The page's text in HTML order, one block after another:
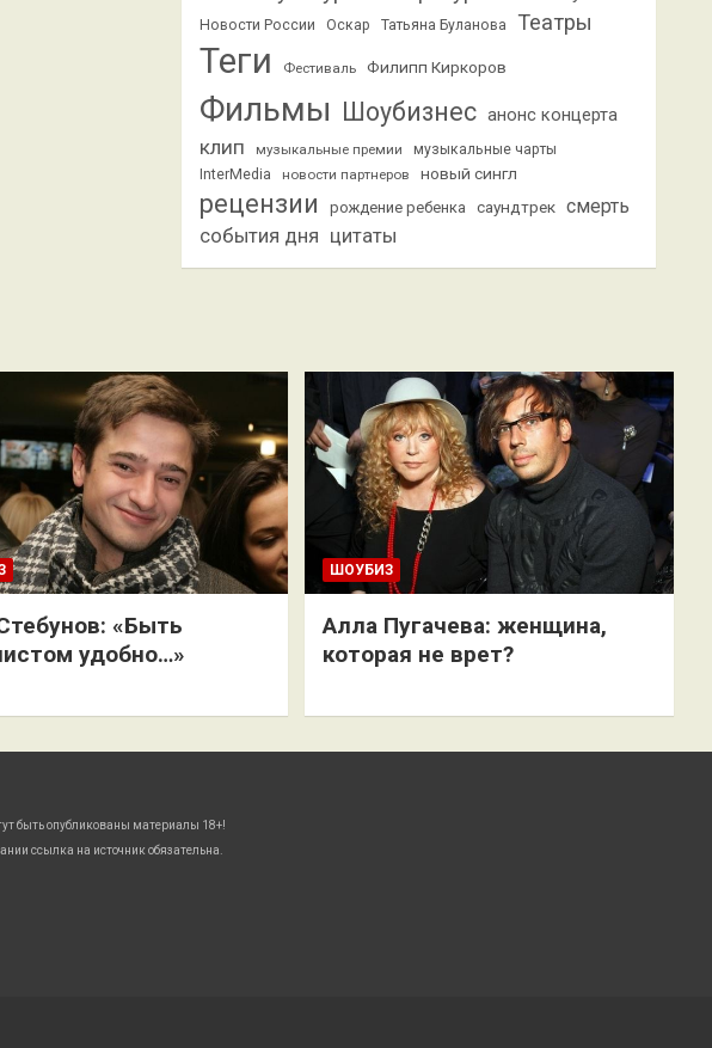
Новости России Оскар Татьяна Буланова Театры
Теги Фестиваль Филипп Киркоров
Фильмы Шоубизнес анонс концерта
клип музыкальные премии
музыкальные чарты
InterMedia
новости партнеров новый сингл
рецензии рождение ребенка саундтрек смерть
события дня цитаты
«Быть
удобно…»
ШОУБИЗ
Алла Пугачева: женщина,
которая не врет?
быть опубликованы материалы 18+!
ссылка на источник обязательна.